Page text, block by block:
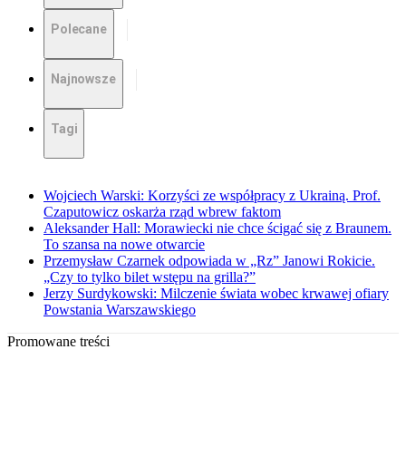
Polecane
Najnowsze
Tagi
Wojciech Warski: Korzyści ze współpracy z Ukrainą. Prof.
Czaputowicz oskarża rząd wbrew faktom
Aleksander Hall: Morawiecki nie chce ścigać się z Braunem.
To szansa na nowe otwarcie
Przemysław Czarnek odpowiada w „Rz” Janowi Rokicie.
„Czy to tylko bilet wstępu na grilla?”
Jerzy Surdykowski: Milczenie świata wobec krwawej ofiary
Powstania Warszawskiego
Promowane treści